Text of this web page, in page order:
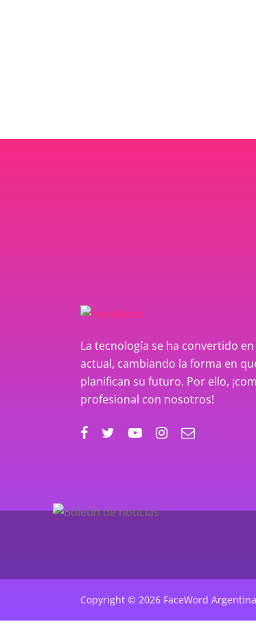
La tecnología se ha convertido
actual, cambiando la forma en
planifican su futuro. Por ello,
profesional con nosotros!
Copyright © 2026 FaceWord